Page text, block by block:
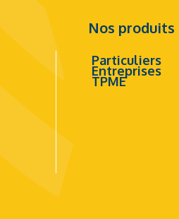
Nos produits
Particuliers
Entreprises
TPME